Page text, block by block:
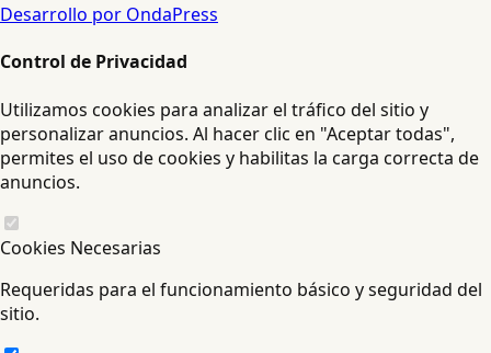
Desarrollo por OndaPress
Control de Privacidad
Utilizamos cookies para analizar el tráfico del sitio y
personalizar anuncios. Al hacer clic en "Aceptar todas",
permites el uso de cookies y habilitas la carga correcta de
anuncios.
Cookies Necesarias
Requeridas para el funcionamiento básico y seguridad del
sitio.